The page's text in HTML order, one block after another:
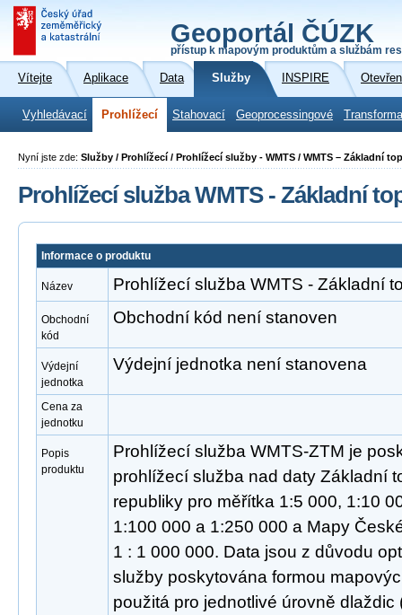
Geoportál ČÚZK
přístup k mapovým produktům a službám
Vítejte Aplikace Data Služby INSPIRE
Vyhledávací Prohlížecí Stahovací Geoprocessingové
Nyní jste zde: Služby / Prohlížecí / Prohlížecí služby - WMTS / WMTS – Základní
Prohlížecí služba WMTS - Základní
Informace o produktu
Název Prohlížecí služba WMTS - Základní
Obchodní
kód
Obchodní kód není stanoven
Výdejní
jednotka
Výdejní jednotka není stanovena
Cena za
jednotku
Popis
produktu
Prohlížecí služba WMTS-ZTM je
prohlížecí služba nad daty Základní
republiky pro měřítka 1:5 000, 1:10
1:100 000 a 1:250 000 a Mapy
1 : 1 000 000. Data jsou z důvodu
služby poskytována formou
použitá pro jednotlivé úrovně